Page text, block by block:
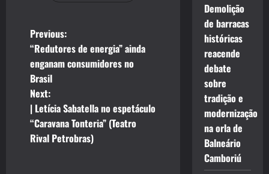
P
o
s
t
n
Previous:
“Redutores de energia” ainda
enganam consumidores no
Brasil
Next:
| Letícia Sabatella no espetáculo
“Caravana Tonteria” (Teatro
Rival Petrobras)
Demolição
de barracas
históricas
reacende
debate
sobre
tradição e
modernização
na orla de
Balneário
Camboriú